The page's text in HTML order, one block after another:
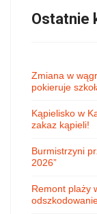
Ostatnie
Zmiana w
pokieruje
Kąpielisko w
zakaz kąpieli!
Burmistrzyni
2026”
Remont plaży